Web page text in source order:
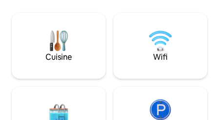
bains récemment rénovées. Il dispose
du Wifi, Smart TV (netflix, HBO...),
climatisation, lave-linge et lave-vaisselle.
Capacité de 1 à 4 personnes.
salon s'ouvrent
espaces
espace
un confortable
Cuisine Wifi